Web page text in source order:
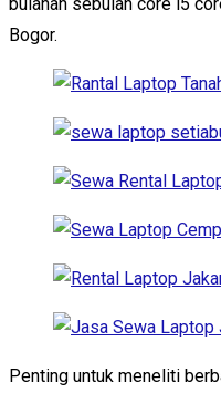
Bogor.
Penting untuk meneliti